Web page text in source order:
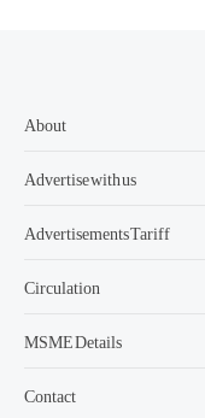
About
Advertise with us
Advertisements Tariff
Circulation
MSME Details
Contact